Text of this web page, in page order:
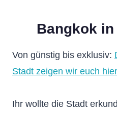
Bangkok
Von günstig bis exklusiv:
Stadt zeigen wir euch hier
Ihr wollte die Stadt